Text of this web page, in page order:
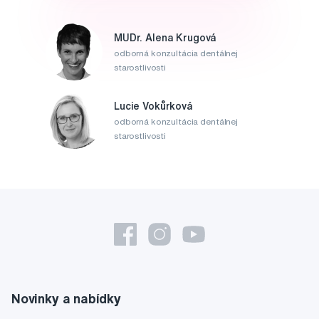
MUDr. Alena Krugová
odborná konzultácia dentálnej
starostlivosti
Lucie Vokůrková
odborná konzultácia dentálnej
starostlivosti
Novinky a nabídky